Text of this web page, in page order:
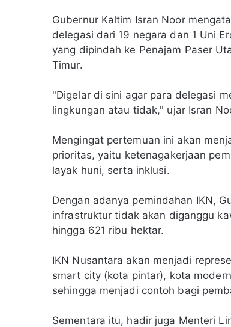
Gubernur Kaltim Isran Noor
delegasi dari 19 negara dan 1 Uni
yang dipindah ke Penajam Paser
Timur.
"Digelar di sini agar para delegasi
lingkungan atau tidak," ujar Isran
Mengingat pertemuan ini akan
prioritas, yaitu ketenagakerjaan
layak huni, serta inklusi.
Dengan adanya pemindahan IKN,
infrastruktur tidak akan diganggu
hingga 621 ribu hektar.
IKN Nusantara akan menjadi
smart city (kota pintar), kota
sehingga menjadi contoh bagi
Sementara itu, hadir juga Menteri